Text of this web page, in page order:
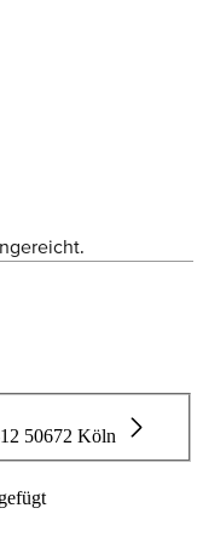
50672 Köln